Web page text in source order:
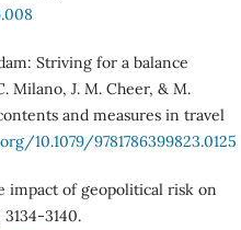
Striving for a balance
Milano, J. M. Cheer, & M.
and measures in travel
10.1079/9781786399823.0125
impact of geopolitical risk on
3140.